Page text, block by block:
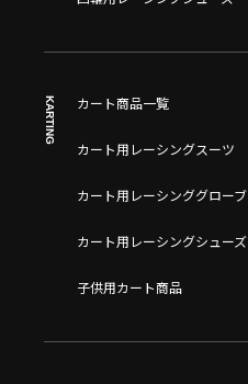
KARTING カート商品一覧
カート用レーシングスーツ
カート用レーシンググローブ
カート用レーシングシューズ
子供用カート商品